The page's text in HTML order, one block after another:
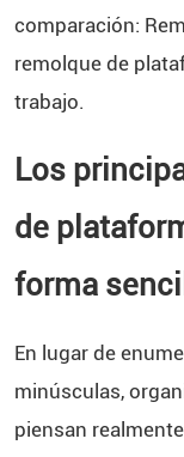
comparación:
remolque de
trabajo.
Los
de
forma
En lugar de
minúsculas,
piensan